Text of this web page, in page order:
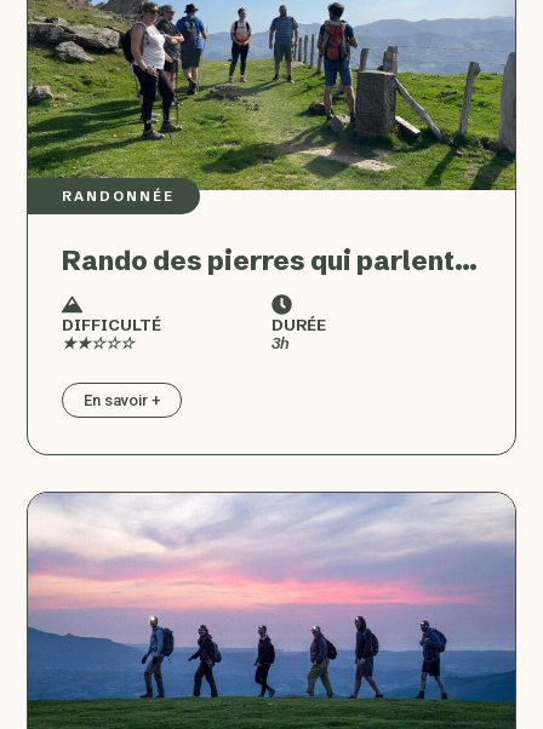
RANDONNÉE
Rando des pierres qui parlent…
DIFFICULTÉ
★★☆☆☆
DURÉE
3h
En savoir +